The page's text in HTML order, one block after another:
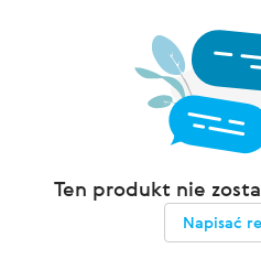
Ten produkt nie
Napisać